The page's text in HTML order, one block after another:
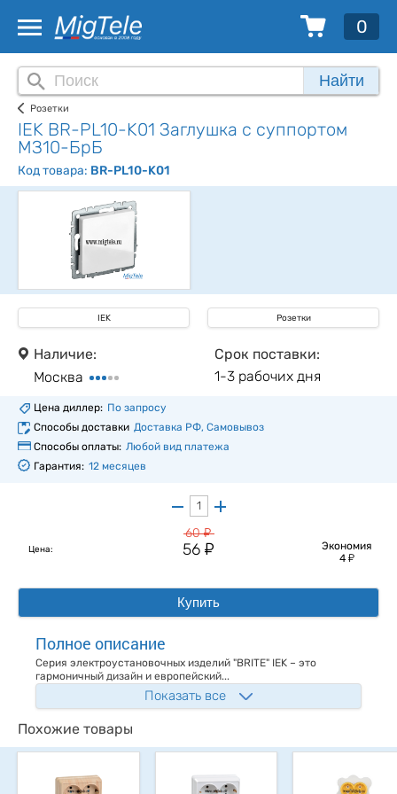
0
Найти
Розетки
IEK BR-PL10-K01 Заглушка с суппортом
МЗ10-БрБ
Код товара: BR-PL10-K01
IEK Розетки
Наличие:
Москва
Срок поставки:
1-3 рабочих дня
Цена диллер: По запросу
Способы доставки Доставка РФ, Самовывоз
Способы оплаты: Любой вид платежа
Гарантия: 12 месяцев
Цена:
60у
56у
Экономия
4 у
Купить
Полное описание
Серия электроустановочных изделий "BRITE" IEK – это
гармоничный дизайн и европейский...
Показать все
Похожие товары